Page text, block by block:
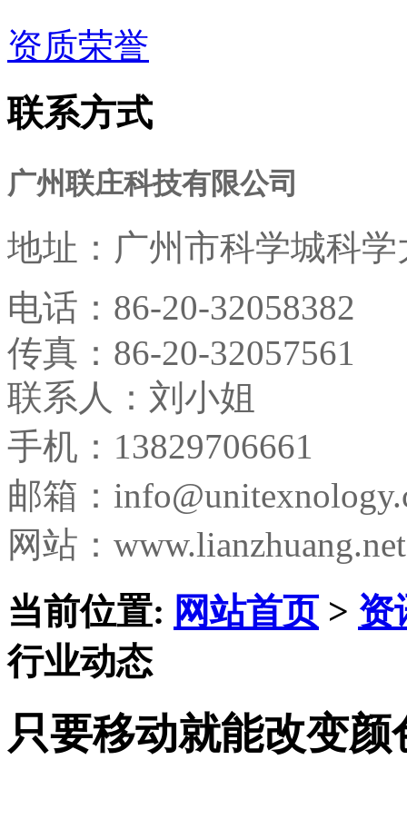
资质荣誉
联系方式
广州联庄科技有限公司
地址： 广州市科学城科
电话： 86-20-32058382
传真： 86-20-32057561
联系人：刘小姐
手机：13829706661
邮箱：
网站：www.lianzhuang.net
当前位置: 网站首页> 资
行业动态
只要移动就能改变